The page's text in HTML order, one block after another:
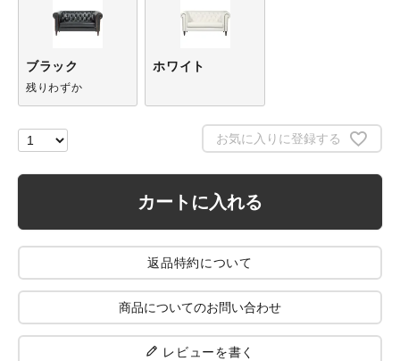
ブラック
残りわずか
ホワイト
お気に入りに登録する
カートに入れる
返品特約について
商品についてのお問い合わせ
レビューを書く